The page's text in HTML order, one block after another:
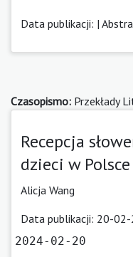
Data publikacji: |
Czasopismo: Przekłady
Recepcja
dzieci w
Alicja Wang
Data publikacji: 20-
2024-02-20